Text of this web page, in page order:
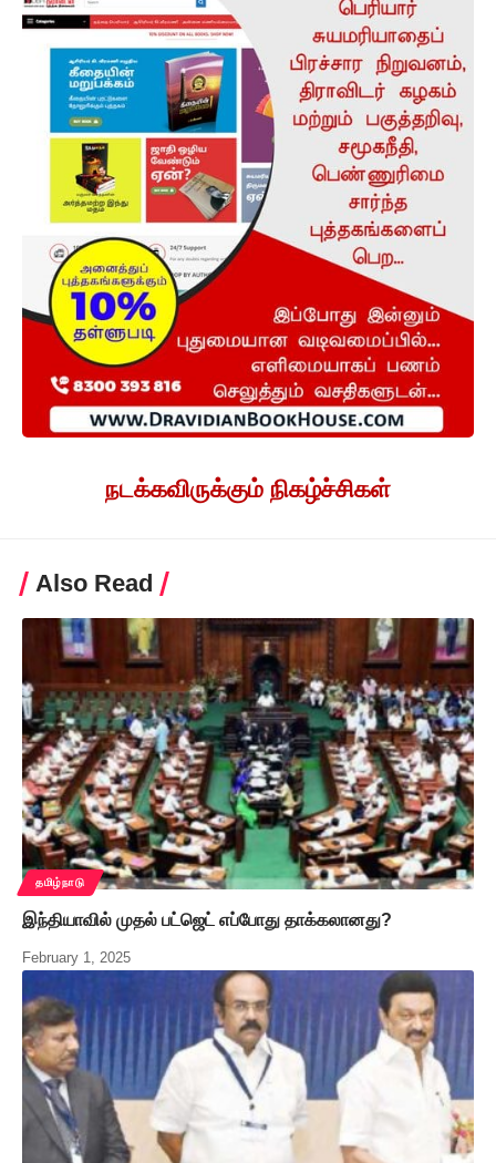
நடக்கவிருக்கும் நிகழ்ச்சிகள்
Also Read
தமிழ்நாடு
இந்தியாவில் முதல் பட்ஜெட் எப்போது தாக்கலானது?
February 1, 2025